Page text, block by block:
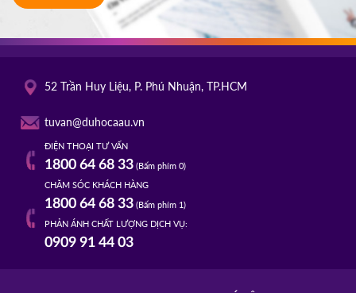
52 Trần Huy Liệu, P. Phú Nhuận, TP.HCM
tuvan@duhocaau.vn
ĐIỆN THOẠI TƯ VẤN
1800 64 68 33(Bấm phím 0)
CHĂM SÓC KHÁCH HÀNG
1800 64 68 33(Bấm phím 1)
PHẢN ÁNH CHẤT LƯỢNG DỊCH VỤ:
0909 91 44 03